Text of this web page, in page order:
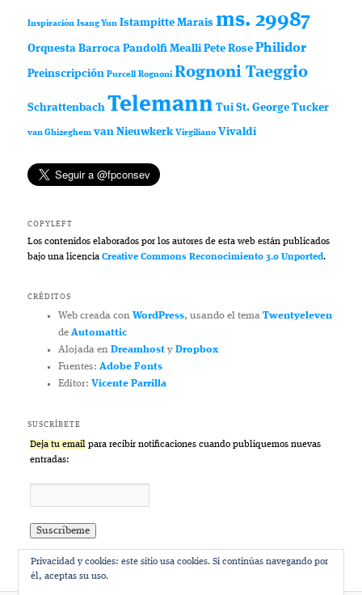
Inspiración Isang Yun Istampitte Marais ms. 29987
Orquesta Barroca Pandolfi Mealli Pete Rose Philidor
Preinscripción Purcell Rognoni Rognoni Taeggio
Schrattenbach Telemann Tui St. George Tucker
van Ghizeghem van Nieuwkerk Virgiliano Vivaldi
COPYLEFT
Los contenidos elaborados por los autores de esta web están publicados
bajo una licenciaCreative Commons Reconocimiento 3.0 Unported.
CRÉDITOS
Web creada con WordPress, usando el tema Twentyeleven
de Automattic
Alojada en Dreamhosty Dropbox
Fuentes: Adobe Fonts
Editor: Vicente Parrilla
SUSCRÍBETE
Deja tu email para recibir notificaciones cuando publiquemos nuevas
entradas:
Privacidad y cookies: este sitio usa cookies. Si continúas navegando por
él, aceptas su uso.